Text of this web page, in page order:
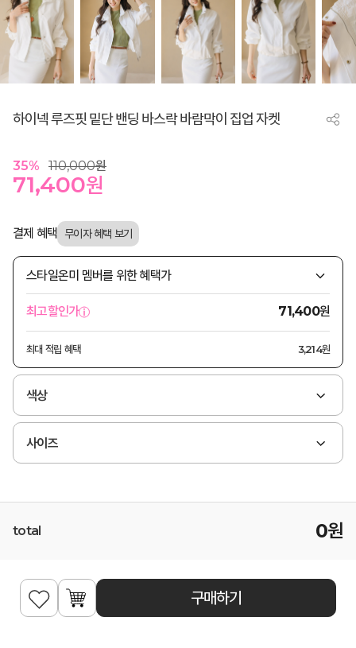
하이넥 루즈핏 밑단 밴딩 바스락 바람막이 집업 자켓
35% 110,000원
71,400원
결제 혜택
스타일온미 멤버를 위한 혜택가
최고할인가 71,400원
최대 적립 혜택 3,214원
색상
사이즈
total 0원
구매하기